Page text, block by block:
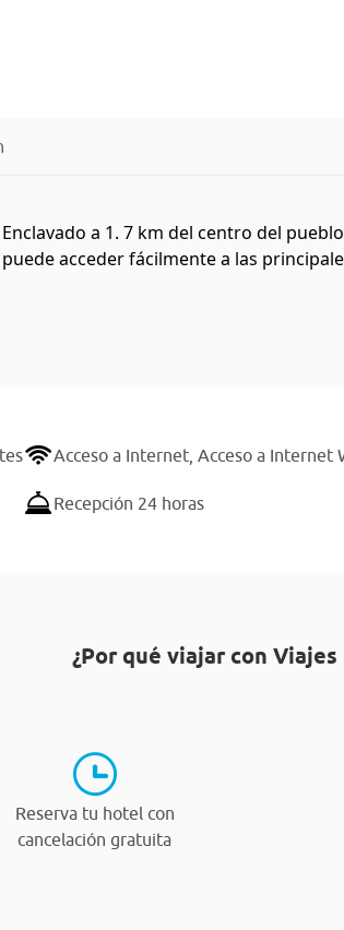
a 1. 7 km del centro del
acceder fácilmente a las
Acceso a Internet, Acceso a Internet
Recepción 24 horas
¿Por qué viajar con
Reserva tu hotel con
cancelación gratuita